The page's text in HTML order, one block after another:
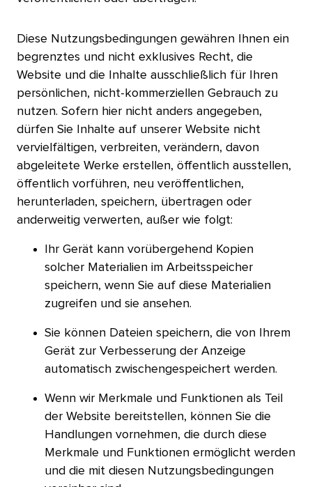
Diese Nutzungsbedingungen gewähren Ihnen ein
begrenztes und nicht exklusives Recht, die
Website und die Inhalte ausschließlich für Ihren
persönlichen, nicht-kommerziellen Gebrauch zu
nutzen. Sofern hier nicht anders angegeben,
dürfen Sie Inhalte auf unserer Website nicht
vervielfältigen, verbreiten, verändern, davon
abgeleitete Werke erstellen, öffentlich ausstellen,
öffentlich vorführen, neu veröffentlichen,
herunterladen, speichern, übertragen oder
anderweitig verwerten, außer wie folgt:​​
Ihr Gerät kann vorübergehend Kopien
solcher Materialien im Arbeitsspeicher
speichern, wenn Sie auf diese Materialien
zugreifen und sie ansehen.​​
Sie können Dateien speichern, die von Ihrem
Gerät zur Verbesserung der Anzeige
automatisch zwischengespeichert werden.​​
Wenn wir Merkmale und Funktionen als Teil
der Website bereitstellen, können Sie die
Handlungen vornehmen, die durch diese
Merkmale und Funktionen ermöglicht werden
und die mit diesen Nutzungsbedingungen